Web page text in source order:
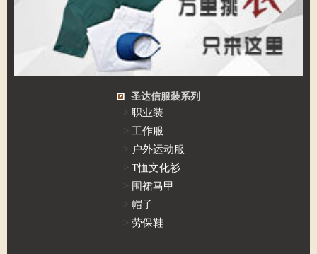
圣达信服装系列
> 职业装
> 工作服
> 户外运动服
> T恤文化衫
> 围裙马甲
> 帽子
> 劳保鞋